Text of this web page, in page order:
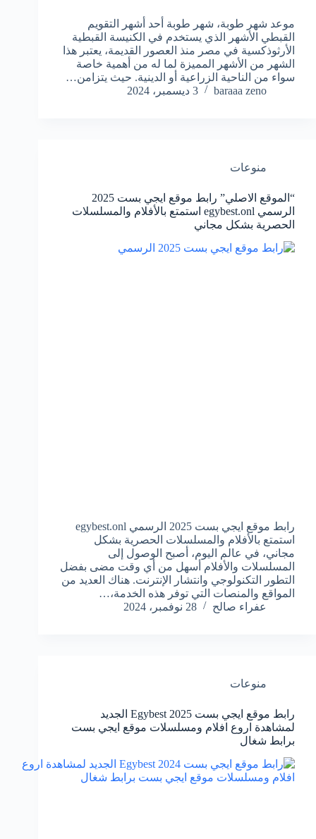
موعد شهر طوبة، شهر طوبة أحد أشهر التقويم
القبطي الأشهر الذي يستخدم في الكنيسة القبطية
الأرثوذكسية في مصر منذ العصور القديمة، يعتبر هذا
الشهر من الأشهر المميزة لما له من أهمية خاصة
سواء من الناحية الزراعية أو الدينية. حيث يتزامن…
baraaa zeno
3 ديسمبر، 2024
منوعات
“الموقع الاصلي” رابط موقع ايجي بست 2025
الرسمي egybest.onl استمتع بالأفلام والمسلسلات
الحصرية بشكل مجاني
رابط موقع ايجي بست 2025 الرسمي egybest.onl
استمتع بالأفلام والمسلسلات الحصرية بشكل
مجاني، في عالم اليوم، أصبح الوصول إلى
المسلسلات والأفلام أسهل من أي وقت مضى بفضل
التطور التكنولوجي وانتشار الإنترنت. هناك العديد من
المواقع والمنصات التي توفر هذه الخدمة،…
عفراء صالح
28 نوفمبر، 2024
منوعات
رابط موقع ايجي بست Egybest 2025 الجديد
لمشاهدة اروع افلام ومسلسلات موقع ايجي بست
برابط شغال